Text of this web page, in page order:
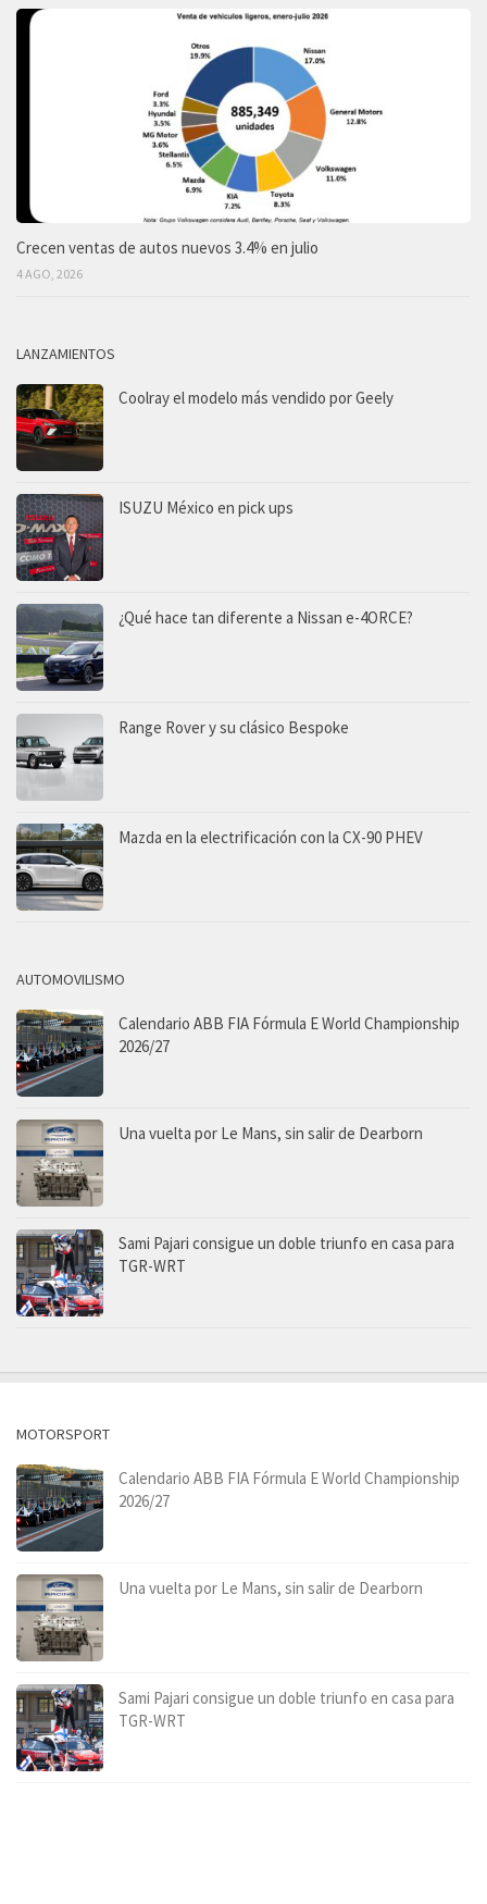
Crecen ventas de autos nuevos 3.4% en julio
4 AGO, 2026
LANZAMIENTOS
Coolray el modelo más vendido por Geely
ISUZU México en pick ups
¿Qué hace tan diferente a Nissan e-4ORCE?
Range Rover y su clásico Bespoke
Mazda en la electrificación con la CX-90 PHEV
AUTOMOVILISMO
Calendario ABB FIA Fórmula E World Championship
2026/27
Una vuelta por Le Mans, sin salir de Dearborn
Sami Pajari consigue un doble triunfo en casa para
TGR-WRT
MOTORSPORT
Calendario ABB FIA Fórmula E World Championship
2026/27
Una vuelta por Le Mans, sin salir de Dearborn
Sami Pajari consigue un doble triunfo en casa para
TGR-WRT